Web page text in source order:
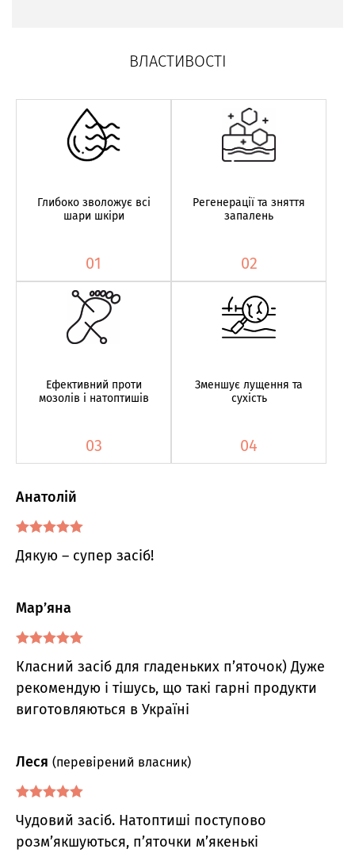
ВЛАСТИВОСТІ
Глибоко зволожує всі
шари шкіри
01
Регенерації та зняття
запалень
02
Ефективний проти
мозолів і натоптишів
03
Зменшує лущення та
сухість
04
з 5
Анатолій
Дякую – супер засіб!
з 5
Марʼяна
Класний засіб для гладеньких пʼяточок) Дуже
рекомендую і тішусь, що такі гарні продукти
виготовляються в Україні
з 5
Леся (перевірений власник)
Чудовий засіб. Натоптиші поступово
розм’якшуються, п’яточки м’якенькі